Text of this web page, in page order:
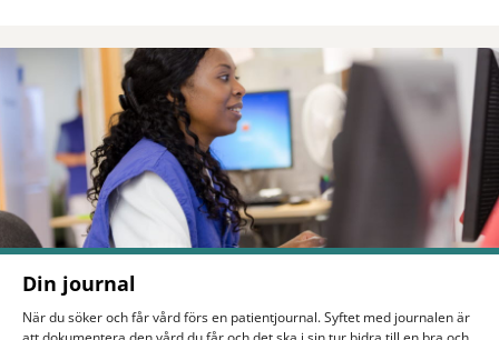
Din journal
När du söker och får vård förs en patientjournal. Syftet med journalen är